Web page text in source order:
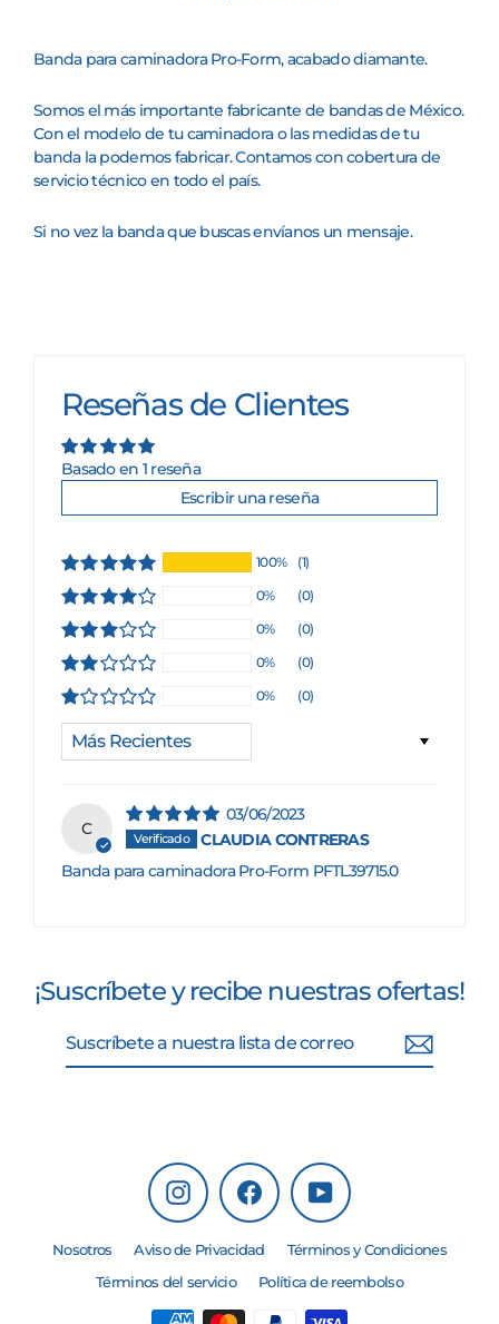
Banda para caminadoraPro-Form, acabado diamante.
Somos el más importante fabricante de bandas de México.
Con el modelo de tu caminadora o las medidas de tu
banda la podemos fabricar. Contamos con cobertura de
servicio técnico en todo el país.
Si no vez la banda que buscas envíanos un mensaje.
Reseñas de Clientes
Basado en 1 reseña
Escribir una reseña
100%
(1)
0%
(0)
0%
(0)
0%
(0)
0%
(0)
Sort by
C
03/06/2023
CLAUDIA CONTRERAS
Banda para caminadora Pro-Form PFTL39715.0
¡Suscríbete y recibe nuestras ofertas!
nuestra
InstagramFacebook YouTube
Nosotros Aviso de Privacidad
Términos y Condiciones
Términos del servicio
Política de reembolso